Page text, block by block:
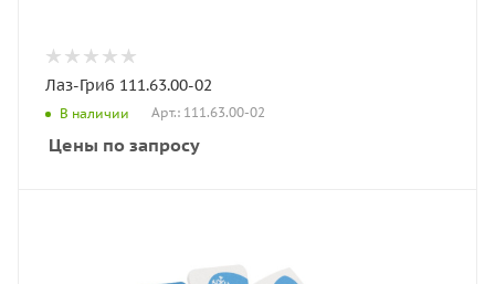
Лаз-Гриб 111.63.00-02
В наличии Арт.: 111.63.00-02
Цены по запросу